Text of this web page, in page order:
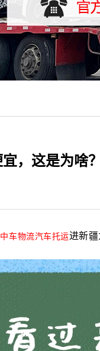
，这是为啥？
中车物流汽车托运进新